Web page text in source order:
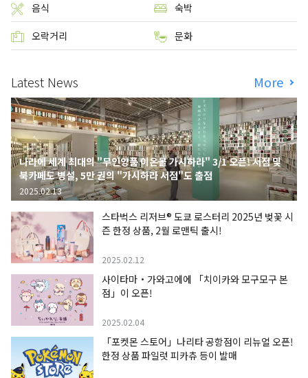
음식 숙박
오락거리 문화
Latest News More
나라에 세계 최대의 "무인양품 이온몰 가시하라" 3/1 오픈! 서점 및
북카페도 병설, 5만 권의 "가시하라 서점"도 출점
2025.02.13
스타벅스 리저브® 도쿄 로스터리 2025년 벚꽃 시
즌 한정 상품, 2월 로맨틱 출시!
2025.02.12
사이타마・가와고에에 「치이카와 모구모구 본
점」이 오픈!
2025.02.04
「포켓몬 스토어」나리타 공항점이 리뉴얼 오픈!
한정 상품 파일럿 피카츄 등이 발매